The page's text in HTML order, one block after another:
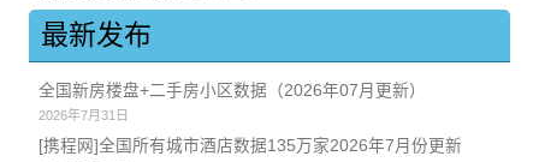
最新发布
全国新房楼盘+二手房小区数据（2026年07月更新）
2026年7月31日
[携程网]全国所有城市酒店数据135万家2026年7月份更新